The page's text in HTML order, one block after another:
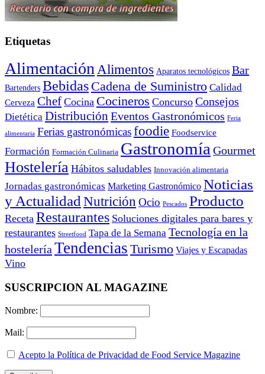
Etiquetas
Alimentación Alimentos Aparatos tecnológicos Bar
Bartenders Bebidas Cadena de Suministro Calidad
Cerveza Chef Cocina Cocineros Concurso Consejos
Dietética Distribución Eventos Gastronómicos Feria
alimentaria Ferias gastronómicasfoodie Foodservice
Formación Formación Culinaria Gastronomía Gourmet
Hostelería Hábitos saludables Innovación alimentaria
Jornadas gastronómicas Marketing Gastronómico Noticias
y Actualidad Nutrición Ocio Pescados Producto
Receta Restaurantes Soluciones digitales para bares y
restaurantes Streetfood Tapa de la Semana Tecnología en la
hostelería Tendencias Turismo Viajes y Escapadas
Vino
SUSCRIPCION AL MAGAZINE
Nombre:
Mail:
Acepto la Política de Privacidad de Food Service Magazine